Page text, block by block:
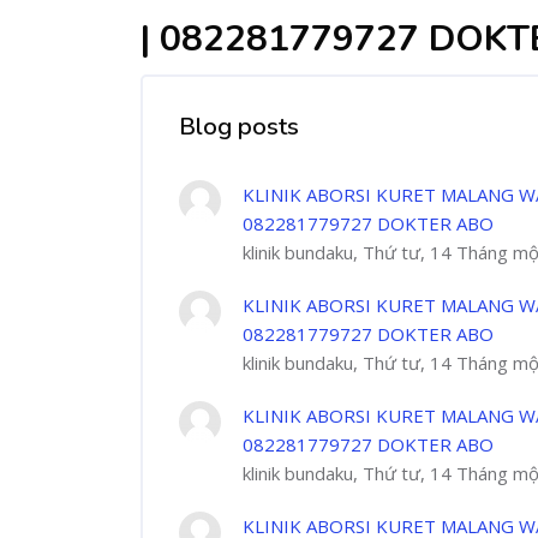
| 082281779727
Blog posts
KLINIK ABORSI KURET MALANG
082281779727 DOKTER ABO
klinik bundaku, Thứ tư, 14 Tháng
KLINIK ABORSI KURET MALANG
082281779727 DOKTER ABO
klinik bundaku, Thứ tư, 14 Tháng
KLINIK ABORSI KURET MALANG
082281779727 DOKTER ABO
klinik bundaku, Thứ tư, 14 Tháng
KLINIK ABORSI KURET MALANG